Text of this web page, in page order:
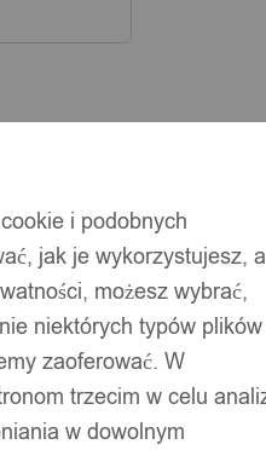
i podobnych
jak je wykorzystujesz, a
możesz wybrać,
niektórych typów plików
zaoferować. W
trzecim w celu
w dowolnym